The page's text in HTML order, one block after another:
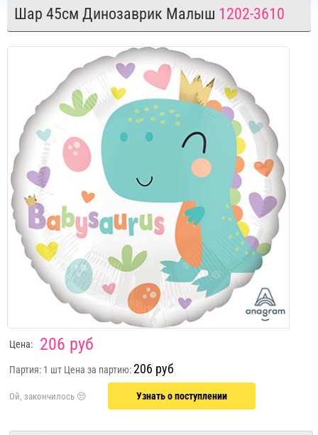
Шар 45см Динозаврик Малыш 1202-3610
Цена: 206 руб
Партия: 1 шт Цена за партию:206 руб
Узнать о поступлении